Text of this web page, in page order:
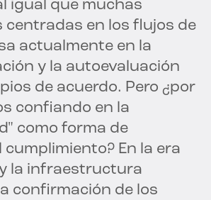
igual que muchas
centradas en los flujos de
actualmente en la
y la autoevaluación
de acuerdo. Pero ¿por
confiando en la
como forma de
En la era
la infraestructura
confirmación de los